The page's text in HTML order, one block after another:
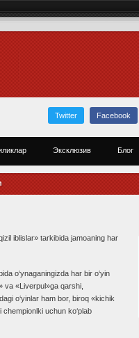
Twitter Facebook
Эксклюзив Блог
iblislar» tarkibida jamoaning har
o‘ynaganingizda har bir o‘yin
va «Liverpul»ga qarshi,
o‘yinlar ham bor, biroq «kichik
uchun ko‘plab